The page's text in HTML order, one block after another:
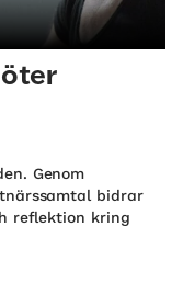
Genom
bidrar
reflektion kring